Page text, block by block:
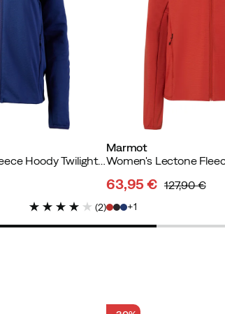
Women's Lectone Fleece Hoody Twilight Blue
(2)
Marmot
Women's Lectone
price
63,95 €
price
127,90 €
1